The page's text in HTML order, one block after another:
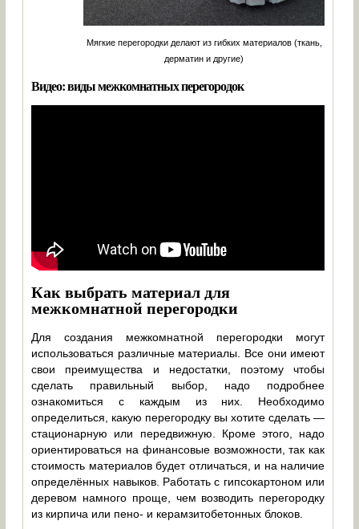
Мягкие перегородки делают из гибких материалов (ткань,
дерматин и другие)
Видео: виды межкомнатных перегородок
Как выбрать материал для
межкомнатной перегородки
Для создания межкомнатной перегородки могут
использоваться различные материалы. Все они имеют
свои преимущества и недостатки, поэтому чтобы
сделать правильный выбор, надо подробнее
ознакомиться с каждым из них. Необходимо
определиться, какую перегородку вы хотите сделать —
стационарную или передвижную. Кроме этого, надо
ориентироваться на финансовые возможности, так как
стоимость материалов будет отличаться, и на наличие
определённых навыков. Работать с гипсокартоном или
деревом намного проще, чем возводить перегородку
из кирпича или пено- и керамзитобетонных блоков.